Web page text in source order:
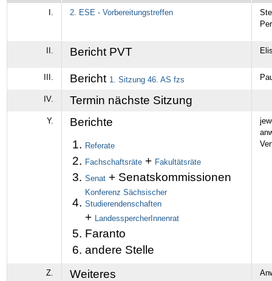
2. ESE - Vorbereitungstreffen
Bericht PVT
Bericht 1. Sitzung 46. AS fzs
IV. Termin nächste Sitzung
Y. Berichte
Referate
Fachschaftsräte + Fakultätsräte
Senat + Senatskommissionen
Konferenz Sächsischer
Studierendenschaften
+ LandesspercherInnenrat
Faranto
andere Stelle
Z. Weiteres